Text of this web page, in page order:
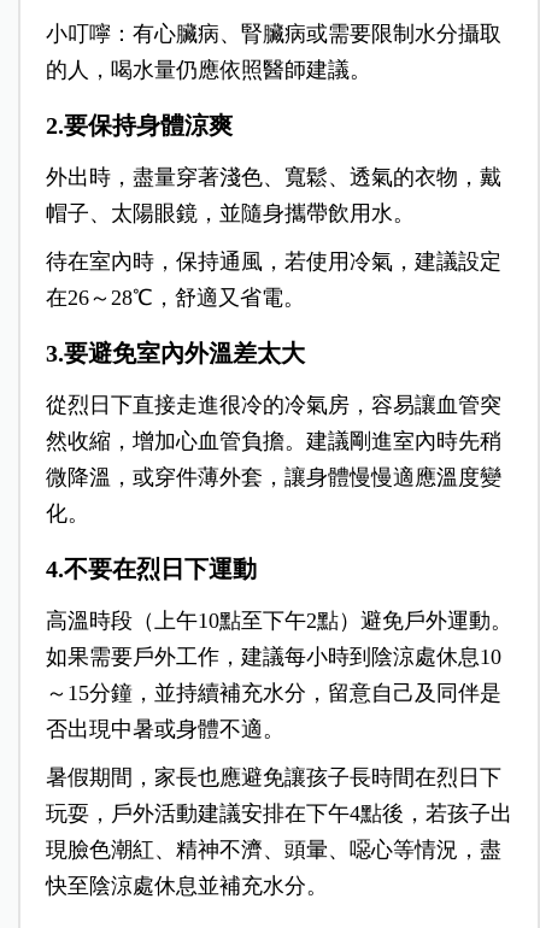
小叮嚀：有心臟病、腎臟病或需要限制水分攝取
的人，喝水量仍應依照醫師建議。
2.要保持身體涼爽
外出時，盡量穿著淺色、寬鬆、透氣的衣物，戴
帽子、太陽眼鏡，並隨身攜帶飲用水。
待在室內時，保持通風，若使用冷氣，建議設定
在26～28℃，舒適又省電。
3.要避免室內外溫差太大
從烈日下直接走進很冷的冷氣房，容易讓血管突
然收縮，增加心血管負擔。建議剛進室內時先稍
微降溫，或穿件薄外套，讓身體慢慢適應溫度變
化。
4.不要在烈日下運動
高溫時段（上午10點至下午2點）避免戶外運動。
如果需要戶外工作，建議每小時到陰涼處休息10
～15分鐘，並持續補充水分，留意自己及同伴是
否出現中暑或身體不適。
暑假期間，家長也應避免讓孩子長時間在烈日下
玩耍，戶外活動建議安排在下午4點後，若孩子出
現臉色潮紅、精神不濟、頭暈、噁心等情況，盡
快至陰涼處休息並補充水分。